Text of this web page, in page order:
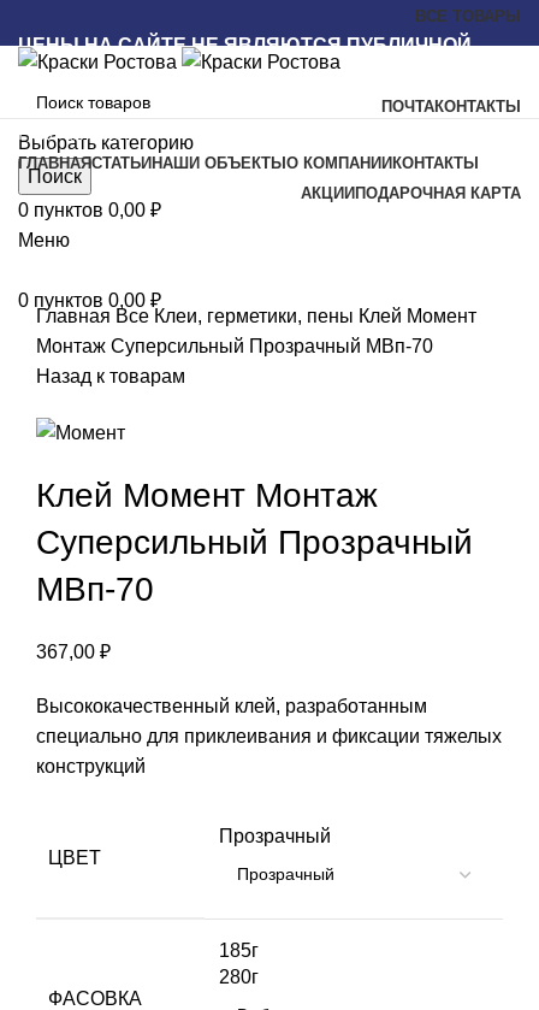
ВСЕ ТОВАРЫ
ЦЕНЫ НА САЙТЕ НЕ ЯВЛЯЮТСЯ ПУБЛИЧНОЙ
ОФЕРТОЙ
ПОЧТАКОНТАКТЫ
Выбрать категорию
Поиск
0 пунктов 0,00 ₽
Меню
0 пунктов 0,00 ₽
Наш каталог
ГЛАВНАЯСТАТЬИ НАШИ ОБЪЕКТЫ О КОМПАНИИ КОНТАКТЫ
АКЦИИ ПОДАРОЧНАЯ КАРТА
Главная Все Клеи, герметики, пены Клей Момент
Монтаж Суперсильный Прозрачный МВп-70
Назад к товарам
Клей Момент Монтаж
Суперсильный Прозрачный
МВп-70
367,00 ₽
Высококачественный клей, разработанным
специально для приклеивания и фиксации тяжелых
конструкций
ЦВЕТ
Прозрачный
ФАСОВКА
185г
280г